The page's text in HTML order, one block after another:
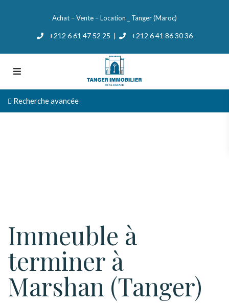
Achat – Vente – Location _ Tanger (Maroc)
+212 6 61 47 52 25 +212 6 41 86 30 36
Recherche avancée
Immeuble à
terminer à
Marshan (Tanger)